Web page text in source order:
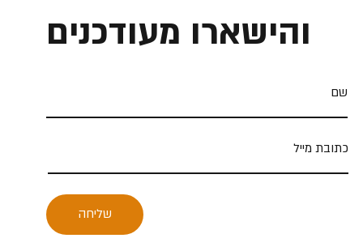
והישארו מעודכנים
שליחה